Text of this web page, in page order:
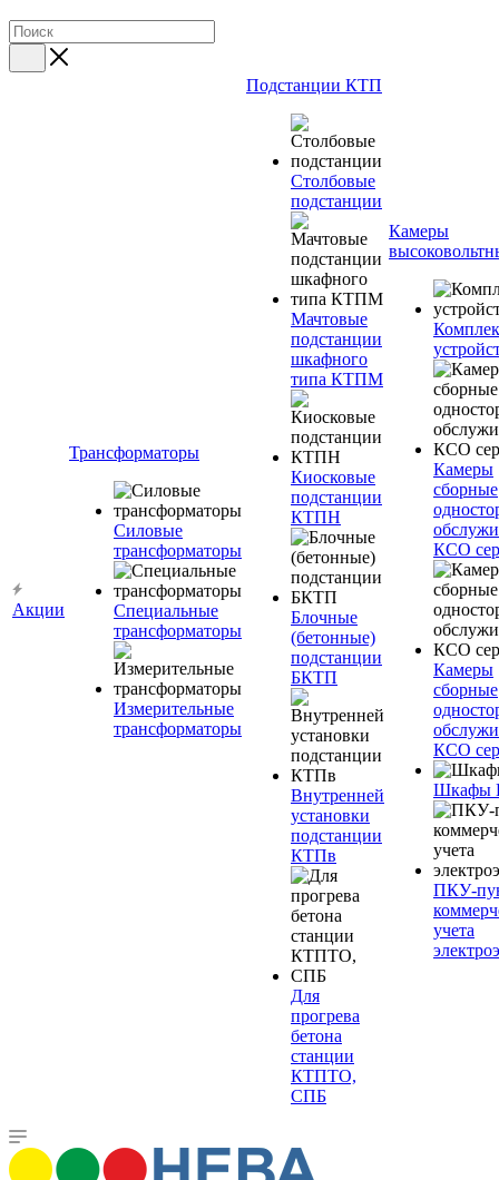
Акции
Трансформаторы
Силовые
трансформаторы
Специальные
трансформаторы
Измерительные
трансформаторы
Подстанции КТП
Столбовые
подстанции
Мачтовые
подстанции
шкафного
типа КТПМ
Киосковые
подстанции
КТПН
Блочные
(бетонные)
подстанции
БКТП
Внутренней
установки
подстанции
КТПв
Для
прогрева
бетона
станции
КТПТО,
СПБ
Камеры
Камеры
сборные
КСО
Камеры
сборные
КСО
Шкафы
ПКУ-
учета